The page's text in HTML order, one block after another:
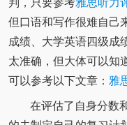
判，只要参考雅思听力
但口语和写作很难自己
成绩、大学英语四级成
太准确，但大体可以知
可以参考以下文章： 雅
在评估了自身分数